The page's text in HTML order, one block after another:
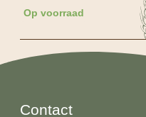
Op voorraad
Contact